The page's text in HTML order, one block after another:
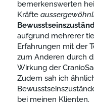
bemerkenswerten
Kräfte
aufgrund mehrerer
Erfahrungen mit der
zum Anderen durch
Wirkung der
Zudem sah ich
bei meinen Klienten.